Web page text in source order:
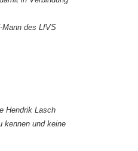
des LfVS
Hendrik Lasch
kennen und keine